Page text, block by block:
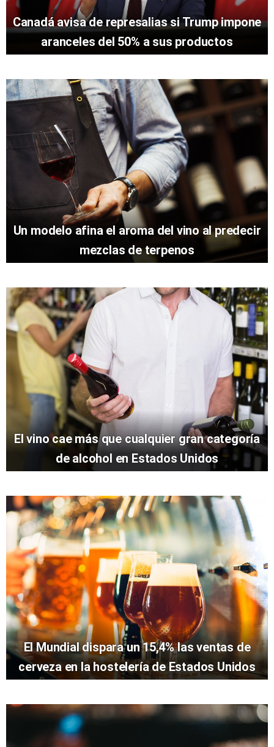
Canadá avisa de represalias si Trump impone
aranceles del 50% a sus productos
Un modelo afina el aroma del vino al predecir
mezclas de terpenos
El vino cae más que cualquier gran categoría
de alcohol en Estados Unidos
El Mundial dispara un 15,4% las ventas de
cerveza en la hostelería de Estados Unidos